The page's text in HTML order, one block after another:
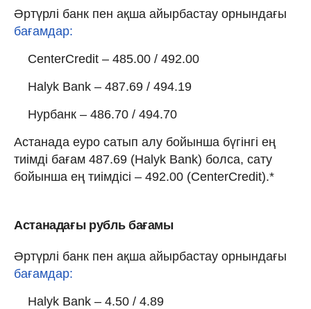
Әртүрлі банк пен ақша айырбастау орнындағы
бағамдар:
CenterCredit – 485.00 / 492.00
Halyk Bank – 487.69 / 494.19
Нурбанк – 486.70 / 494.70
Астанада еуро сатып алу бойынша бүгінгі ең
тиімді бағам 487.69 (Halyk Bank) болса, сату
бойынша ең тиімдісі – 492.00 (CenterCredit).*
Астанадағы рубль бағамы
Әртүрлі банк пен ақша айырбастау орнындағы
бағамдар:
Halyk Bank – 4.50 / 4.89